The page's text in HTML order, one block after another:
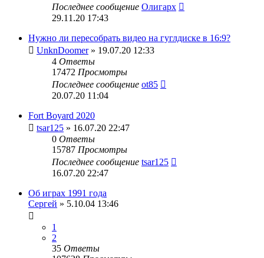
Последнее сообщение Олигарх
29.11.20 17:43
Нужно ли пересобрать видео на гуглдиске в 16:9?
UnknDoomer» 19.07.20 12:33
4 Ответы
17472 Просмотры
Последнее сообщение ot85
20.07.20 11:04
Fort Boyard 2020
tsar125 » 16.07.20 22:47
0 Ответы
15787 Просмотры
Последнее сообщение tsar125
16.07.20 22:47
Об играх 1991 года
Сергей » 5.10.04 13:46
1
2
35 Ответы